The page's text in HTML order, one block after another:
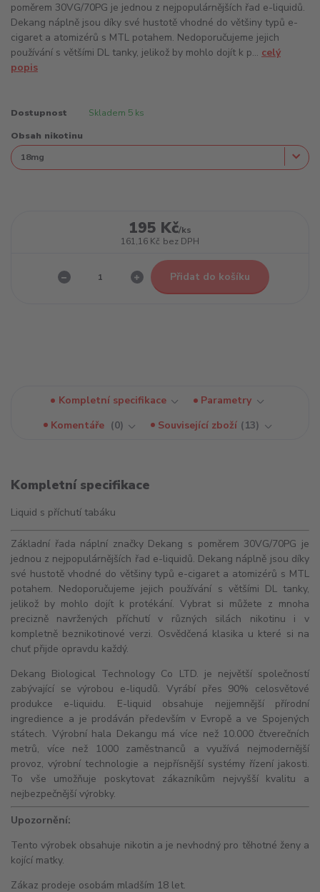
poměrem 30VG/70PG je jednou z nejpopulárnějších řad e-liquidů.
Dekang náplně jsou díky své hustotě vhodné do většiny typů e-
cigaret a atomizérů s MTL potahem. Nedoporučujeme jejich
používání s většími DL tanky, jelikož by mohlo dojít k p... celý
popis
Dostupnost Skladem 5 ks
Obsah nikotinu
195 Kč/ks
161,16 Kč bez DPH
Přidat do košíku
Kompletní specifikace
Parametry
Komentáře
0 Související zboží 13
Kompletní specifikace
Liquid s příchutí tabáku
Základní řada náplní značky Dekang s poměrem 30VG/70PG je
jednou z nejpopulárnějších řad e-liquidů. Dekang náplně jsou díky
své hustotě vhodné do většiny typů e-cigaret a atomizérů s MTL
potahem. Nedoporučujeme jejich používání s většími DLtanky,
jelikož by mohlo dojít k protékání. Vybrat si můžete z mnoha
precizně navržených příchutí v různých silách nikotinu i v
kompletně beznikotinové verzi. Osvědčená klasika u které si na
chuť přijde opravdu každý.
Dekang Biological Technology Co LTD. je největší společností
zabývající se výrobou e-liqudů. Vyrábí přes 90% celosvětové
produkce e-liquidu. E-liquid obsahuje nejjemnější přírodní
ingredience a je prodáván především v Evropě a ve Spojených
státech. Výrobní hala Dekangu má více než 10.000 čtverečních
metrů, více než 1000 zaměstnanců a využívá nejmodernější
provoz, výrobní technologie a nejpřísnější systémy řízení jakosti.
To vše umožňuje poskytovat zákazníkům nejvyšší kvalitu a
nejbezpečnější výrobky.
Upozornění:
Tento výrobek obsahuje nikotin a je nevhodný pro těhotné ženy a
kojící matky.
Zákaz prodeje osobám mladším 18 let.